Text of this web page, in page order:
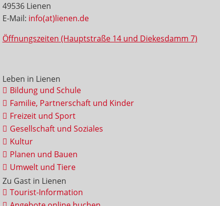
49536 Lienen
E-Mail: info(at)lienen.de
Öffnungszeiten (Hauptstraße 14 und Diekesdamm 7)
Leben in Lienen
Bildung und Schule
Familie, Partnerschaft und Kinder
Freizeit und Sport
Gesellschaft und Soziales
Kultur
Planen und Bauen
Umwelt und Tiere
Zu Gast in Lienen
Tourist-Information